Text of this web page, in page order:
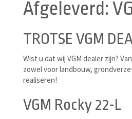
Afgeleverd:
TROTSE VGM
Wist u dat wij VGM dealer zijn?
zowel voor landbouw,
realiseren!
VGM Rocky 22-L